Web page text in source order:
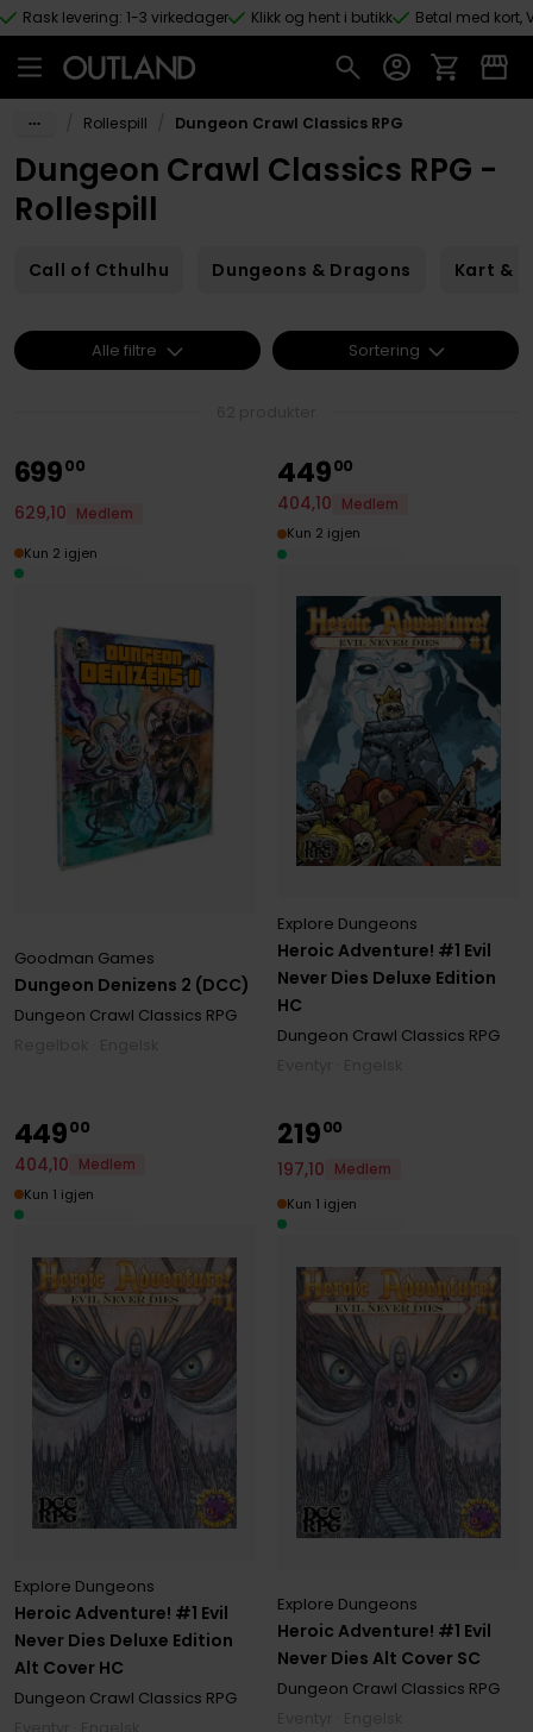
Hopp til hovedinnhold
Rask levering: 1-3 virkedager Klikk og hent i butikk Betal med kort,
Rollespill Dungeon Crawl Classics RPG
Dungeon Crawl Classics RPG -
Rollespill
Call of Cthulhu Dungeons & Dragons Kart &
Dungeon Denizens 2 (DCC)
Goodman Games
Dungeon Crawl Classics RPG
69900
629,10 Medlem
Kun 2 igjen
Heroic Adventure! #1 Evil
Never Dies Deluxe Edition
HC
Explore Dungeons
Dungeon Crawl Classics RPG
44900
404,10
Medlem
Kun 2 igjen
Heroic Adventure! #1 Evil
Never Dies Deluxe Edition
Alt Cover HC
Explore Dungeons
Dungeon Crawl Classics RPG
44900
404,10
Medlem
Kun 1 igjen
Heroic Adventure! #1 Evil
Never Dies Alt Cover SC
Explore Dungeons
Dungeon Crawl Classics RPG
21900
197,10
Medlem
Kun 1 igjen
Alle filtre Sortering